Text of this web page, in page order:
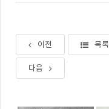
이전 목록
다음